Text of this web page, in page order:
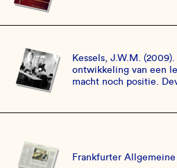
Kessels, J.W.M.
ontwikkeling van een
macht noch positie.
Frankfurter